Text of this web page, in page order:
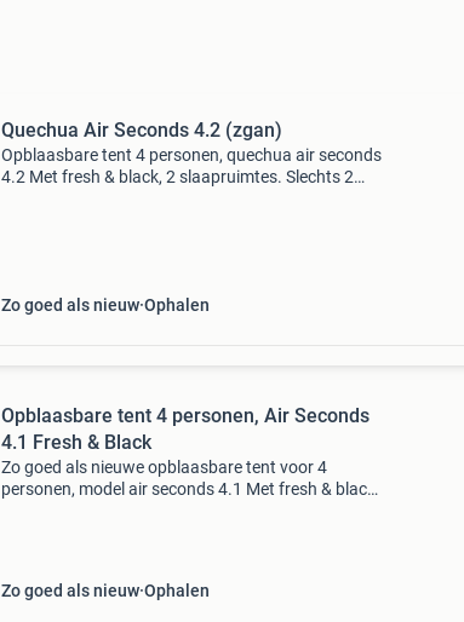
Quechua Air Seconds 4.2 (zgan)
Opblaasbare tent 4 personen, quechua air seconds
4.2 Met fresh & black, 2 slaapruimtes. Slechts 2
Zo goed als nieuw Ophalen
Opblaasbare tent 4 personen, Air Seconds
4.1 Fresh & Black
Zo goed als nieuwe opblaasbare tent voor 4
personen, model air seconds 4.1 Met fresh & black
Zo goed als nieuw Ophalen